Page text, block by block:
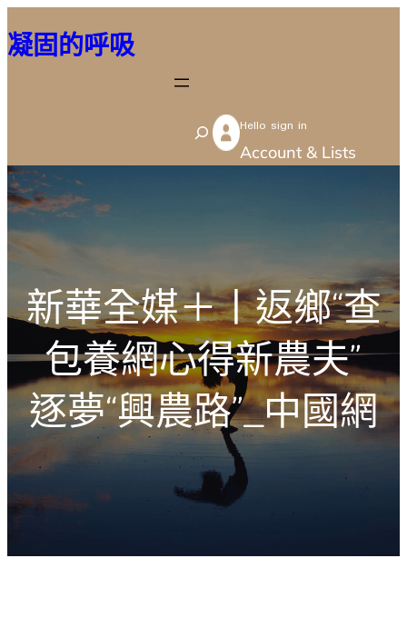
至
容
凝固的呼吸
S
e
Hello sign in
Account & Lists
新華全媒＋丨返鄉“查
包養網心得新農夫”
逐夢“興農路”_中國網